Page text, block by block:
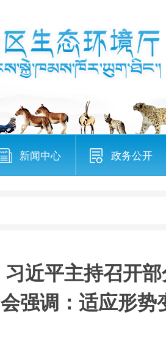
新闻中心 政务公开
习近平主持召开
会强调：适应形势